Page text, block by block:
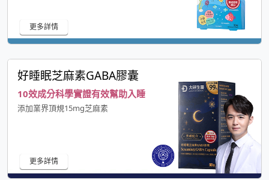
更多詳情
好睡眠芝麻素GABA膠囊
10效成分科學實證有效幫助入睡
添加業界頂規15mg芝麻素
更多詳情